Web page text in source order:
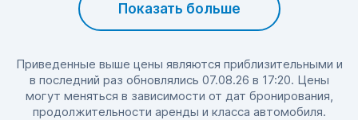
Показать больше
Приведенные выше цены являются приблизительными и
в последний раз обновлялись 07.08.26 в 17:20. Цены
могут меняться в зависимости от дат бронирования,
продолжительности аренды и класса автомобиля.